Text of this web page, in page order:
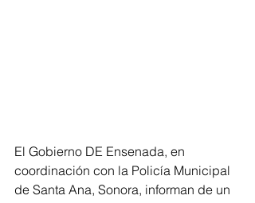
El Gobierno DE Ensenada, en
coordinación con la Policía Municipal
de Santa Ana, Sonora, informan de un